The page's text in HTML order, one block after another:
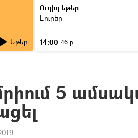
Եթեր
Ուղիղ եթեր
Լուրեր
14:00 46 ր
5